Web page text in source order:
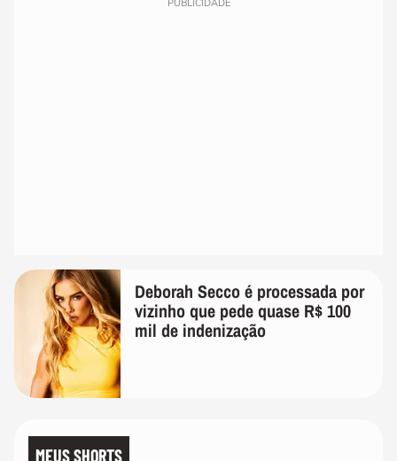
PUBLICIDADE
Deborah Secco é processada por
vizinho que pede quase R$ 100
mil de indenização
MEUS SHORTS